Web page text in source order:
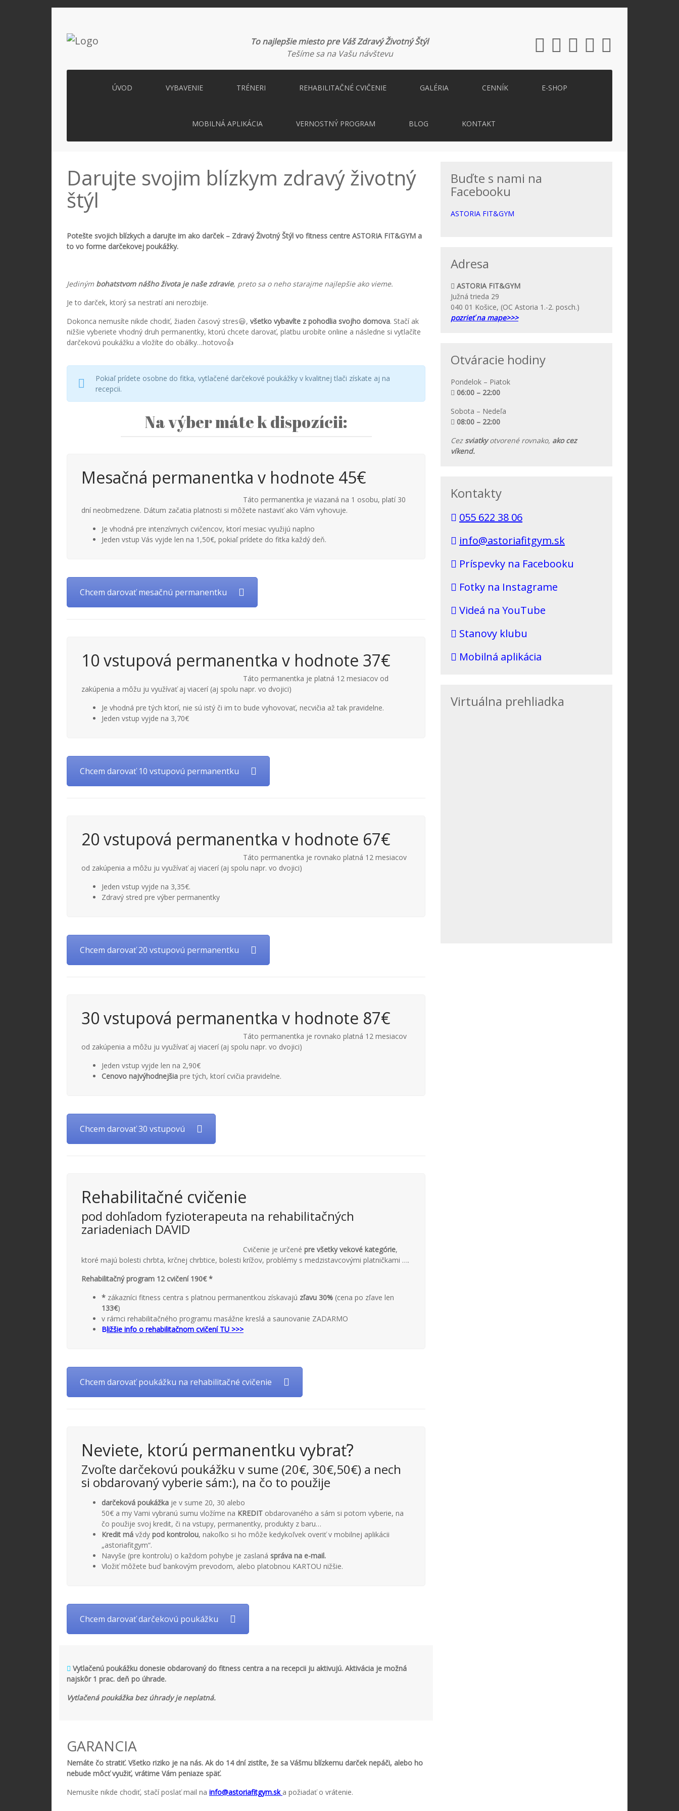
To najlepšie miesto pre Váš Zdravý Životný Štýl
Tešíme sa na Vašu návštevu
ÚVOD VYBAVENIE TRÉNERI REHABILITAČNÉ CVIČENIE GALÉRIA CENNÍK E-SHOP
MOBILNÁ APLIKÁCIA VERNOSTNÝ PROGRAM BLOG KONTAKT
Darujte svojim blízkym zdravý životný
štýl
Potešte svojich blízkych a darujte im ako darček – Zdravý Životný Štýl vo fitness centre ASTORIA FIT&GYM a
to vo forme darčekovej poukážky.
Jediným bohatstvom nášho života je naše zdravie, preto sa o neho starajme najlepšie ako vieme.
Je to darček, ktorý sa nestratí ani nerozbije.
Dokonca nemusíte nikde chodiť, žiaden časový stres😃, všetko vybavíte z pohodlia svojho domova. Stačí ak
nižšie vyberiete vhodný druh permanentky, ktorú chcete darovať, platbu urobíte online a následne si vytlačíte
darčekovú poukážku a vložíte do obálky…hotovo👍
Pokiaľ prídete osobne do fitka, vytlačené darčekové poukážky v kvalitnej tlači získate aj na
recepcii.
Na výber máte k dispozícii:
Mesačná permanentka v hodnote 45€
Táto permanentka je viazaná na 1 osobu, platí 30
dní neobmedzene. Dátum začatia platnosti si môžete nastaviť ako Vám vyhovuje.
Je vhodná pre intenzívnych cvičencov, ktorí mesiac využijú naplno
Jeden vstup Vás vyjde len na 1,50€, pokiaľ prídete do fitka každý deň.
Chcem darovať mesačnú permanentku
10 vstupová permanentka v hodnote 37€
Táto permanentka je platná 12 mesiacov od
zakúpenia a môžu ju využívať aj viacerí (aj spolu napr. vo dvojici)
Je vhodná pre tých ktorí, nie sú istý či im to bude vyhovovať, necvičia až tak pravidelne.
Jeden vstup vyjde na 3,70€
Chcem darovať 10 vstupovú permanentku
20 vstupová permanentka v hodnote 67€
Táto permanentka je rovnako platná 12 mesiacov
od zakúpenia a môžu ju využívať aj viacerí (aj spolu napr. vo dvojici)
Jeden vstup vyjde na 3,35€.
Zdravý stred pre výber permanentky
Chcem darovať 20 vstupovú permanentku
30 vstupová permanentka v hodnote 87€
Táto permanentka je rovnako platná 12 mesiacov
od zakúpenia a môžu ju využívať aj viacerí (aj spolu napr. vo dvojici)
Jeden vstup vyjde len na 2,90€
Cenovo najvýhodnejšia pre tých, ktorí cvičia pravidelne.
Chcem darovať 30 vstupovú
Rehabilitačné cvičenie
pod dohľadom fyzioterapeuta na rehabilitačných
zariadeniach DAVID
Cvičenie je určené pre všetky vekové kategórie,
ktoré majú bolesti chrbta, krčnej chrbtice, bolesti krížov, problémy s medzistavcovými platničkami ….
Rehabilitačný program 12 cvičení 190€ *
* zákazníci fitness centra s platnou permanentkou získavajú zľavu 30% (cena po zľave len
133€)
v rámci rehabilitačného programu masážne kreslá a saunovanie ZADARMO
Bližšie info o rehabilitačnom cvičení TU >>>
Chcem darovať poukážku na rehabilitačné cvičenie
Neviete, ktorú permanentku vybrať?
Zvoľte darčekovú poukážku v sume (20€, 30€,50€) a nech
si obdarovaný vyberie sám:), na čo to použije
darčeková poukážka je v sume 20, 30 alebo
50€ a my Vami vybranú sumu vložíme na KREDIT obdarovaného a sám si potom vyberie, na
čo použije svoj kredit, či na vstupy, permanentky, produkty z baru…
Kredit má vždy pod kontrolou, nakoľko si ho môže kedykoľvek overiť v mobilnej aplikácii
„astoriafitgym“.
Navyše (pre kontrolu) o každom pohybe je zaslaná správa na e-mail.
Vložiť môžete buď bankovým prevodom, alebo platobnou KARTOU nižšie.
Chcem darovať darčekovú poukážku
Vytlačenú poukážku donesie obdarovaný do fitness centra a na recepcii ju aktivujú. Aktivácia je možná
najskôr 1 prac. deň po úhrade.
Vytlačená poukážka bez úhrady je neplatná.
GARANCIA
Nemáte čo stratiť. Všetko riziko je na nás. Ak do 14 dní zistíte, že sa Vášmu blízkemu darček nepáči, alebo ho
nebude môcť využiť, vrátime Vám peniaze späť.
Nemusíte nikde chodiť, stačí poslať mail na info@astoriafitgym.sk a požiadať o vrátenie.
Buďte s nami na
Facebooku
ASTORIA FIT&GYM
Adresa
ASTORIA FIT&GYM
Južná trieda 29
040 01 Košice, (OC Astoria 1.-2. posch.)
pozrieť na mape>>>
Otváracie hodiny
Pondelok – Piatok
06:00 – 22:00
Sobota – Nedeľa
08:00 – 22:00
Cez sviatkyotvorené rovnako, ako cez
víkend.
Kontakty
055 622 38 06
info@astoriafitgym.sk
Príspevky na Facebooku
Fotky na Instagrame
Videá na YouTube
Stanovy klubu
Mobilná aplikácia
Virtuálna prehliadka